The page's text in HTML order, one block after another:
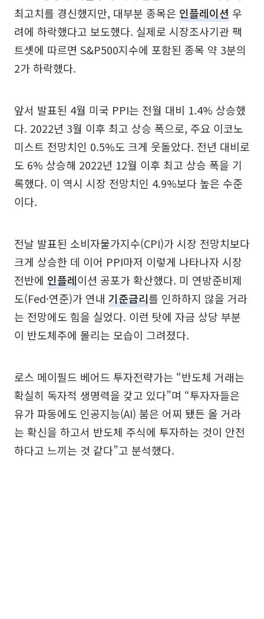
최고치를 경신했지만, 대부분 종목은 인플레이션 우
려에 하락했다고 보도했다. 실제로 시장조사기관 팩
트셋에 따르면 S&P500지수에 포함된 종목 약 3분의
2가 하락했다.
앞서 발표된 4월 미국 PPI는 전월 대비 1.4% 상승했
다. 2022년 3월 이후 최고 상승 폭으로, 주요 이코노
미스트 전망치인 0.5%도 크게 웃돌았다. 전년 대비로
도 6% 상승해 2022년 12월 이후 최고 상승 폭을 기
록했다. 이 역시 시장 전망치인 4.9%보다 높은 수준
이다.
전날 발표된 소비자물가지수(CPI)가 시장 전망치보다
크게 상승한 데 이어 PPI마저 이렇게 나타나자 시장
전반에 인플레이션 공포가 확산했다. 미 연방준비제
도(Fed·연준)가 연내 기준금리를 인하하지 않을 거라
는 전망에도 힘을 실었다. 이런 탓에 자금 상당 부분
이 반도체주에 몰리는 모습이 그려졌다.
로스 메이필드 베어드 투자전략가는 “반도체 거래는
확실히 독자적 생명력을 갖고 있다”며 “투자자들은
유가 파동에도 인공지능(AI) 붐은 어찌 됐든 올 거라
는 확신을 하고서 반도체 주식에 투자하는 것이 안전
하다고 느끼는 것 같다”고 분석했다.